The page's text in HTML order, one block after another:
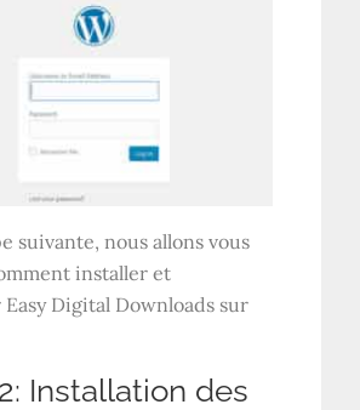
suivante, nous allons vous
installer et
Digital Downloads sur
Installation des